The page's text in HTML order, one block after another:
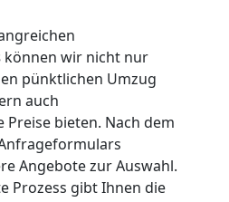
können wir nicht nur
pünktlichen Umzug
auch
bieten. Nach dem
Angebote zur Auswahl.
Prozess gibt Ihnen die